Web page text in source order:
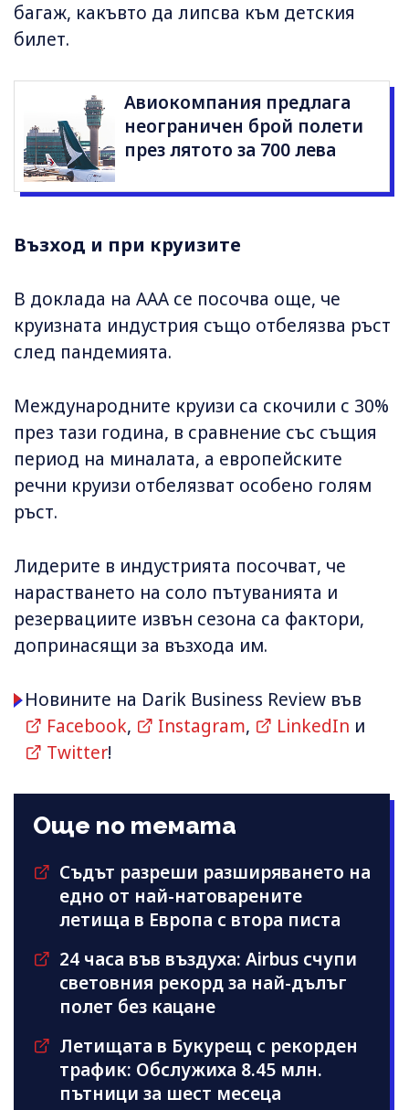
багаж, какъвто да липсва към детския
билет.
Авиокомпания предлага
неограничен брой полети
през лятото за 700 лева
Възход и при круизите
В доклада на AAA се посочва още, че
круизната индустрия също отбелязва ръст
след пандемията.
Международните круизи са скочили с 30%
през тази година, в сравнение със същия
период на миналата, а европейските
речни круизи отбелязват особено голям
ръст.
Лидерите в индустрията посочват, че
нарастването на соло пътуванията и
резервациите извън сезона са фактори,
допринасящи за възхода им.
Новините на Darik Business Review във
Facebook, Instagram, LinkedIn и
Twitter!
Още по темата
Съдът разреши разширяването на
едно от най-натоварените
летища в Европа с втора писта
24 часа във въздуха: Airbus счупи
световния рекорд за най-дълъг
полет без кацане
Летищата в Букурещ с рекорден
трафик: Обслужиха 8.45 млн.
пътници за шест месеца